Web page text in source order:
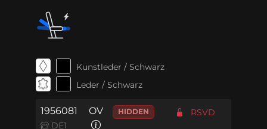
Kunstleder / Schwarz
Leder / Schwarz
1956081
DE1
OV HIDDEN RSVD